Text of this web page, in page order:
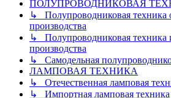
ПОЛУПРОВОДНИКОВАЯ
↳ Полупроводниковая техника
производства
↳ Полупроводниковая техника
производства
↳ Самодельная
ЛАМПОВАЯ ТЕХНИКА
↳ Отечественная ламповая
↳ Импортная ламповая техника